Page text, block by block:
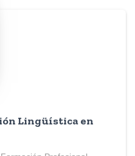
Lingüística en